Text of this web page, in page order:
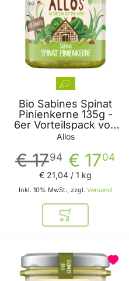
Bio Sabines Spinat
Pinienkerne 135g -
6er Vorteilspack von
Allos
Allos
€ 1704
€ 1794
Inkl. 10% MwSt., zzgl. Versand
€ 21,04 / 1 kg
In den Warenkorb